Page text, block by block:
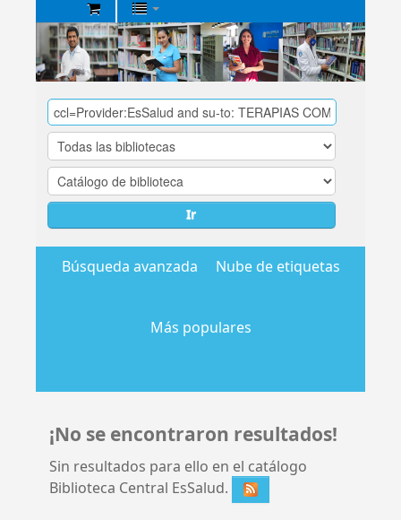
Biblioteca
Central
EsSalud
Ir
Búsqueda avanzada Nube de etiquetas
Más populares
¡No se encontraron resultados!
Sin resultados para ello en el catálogo
Biblioteca Central EsSalud.